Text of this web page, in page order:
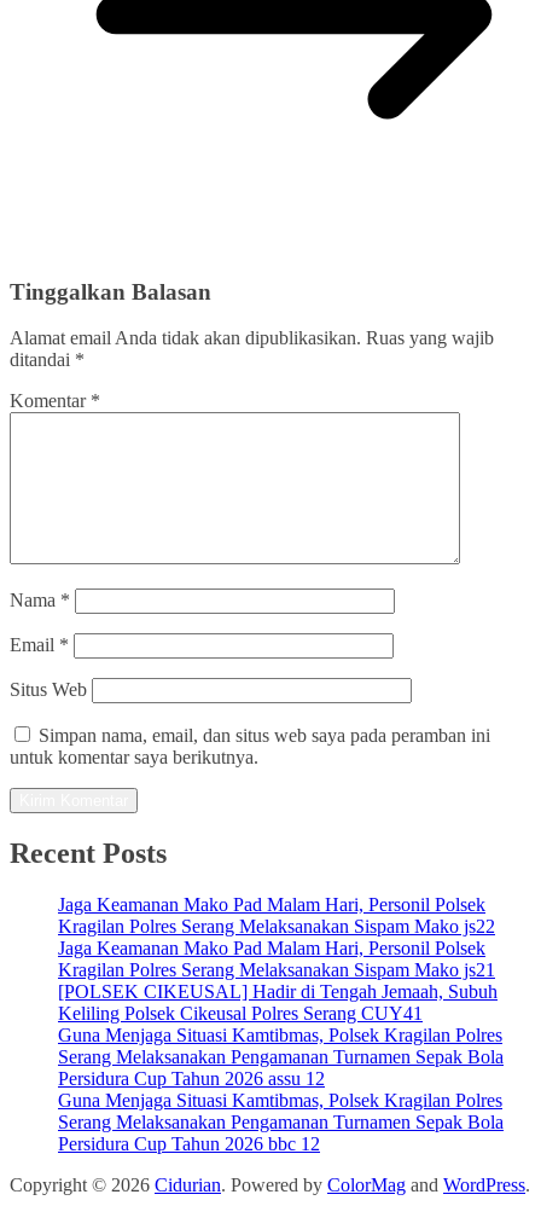
Tinggalkan Balasan
Alamat email Anda tidak akan dipublikasikan. Ruas yang wajib
ditandai *
Komentar *
Nama *
Email *
Situs Web
Simpan nama, email, dan situs web saya pada peramban ini
untuk komentar saya berikutnya.
Recent Posts
Jaga Keamanan Mako Pad Malam Hari, Personil Polsek
Kragilan Polres Serang Melaksanakan Sispam Mako js22
Jaga Keamanan Mako Pad Malam Hari, Personil Polsek
Kragilan Polres Serang Melaksanakan Sispam Mako js21
[POLSEK CIKEUSAL] Hadir di Tengah Jemaah, Subuh
Keliling Polsek Cikeusal Polres Serang CUY41
Guna Menjaga Situasi Kamtibmas, Polsek Kragilan Polres
Serang Melaksanakan Pengamanan Turnamen Sepak Bola
Persidura Cup Tahun 2026 assu 12
Guna Menjaga Situasi Kamtibmas, Polsek Kragilan Polres
Serang Melaksanakan Pengamanan Turnamen Sepak Bola
Persidura Cup Tahun 2026 bbc 12
Copyright © 2026 Cidurian. Powered by ColorMag and WordPress.